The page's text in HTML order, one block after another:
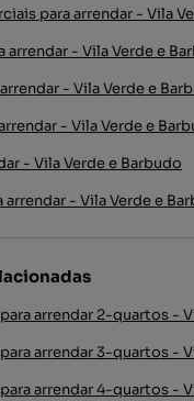
para arrendar - Vila
arrendar - Vila Verde e
- Vila Verde e
- Vila Verde e
- Vila Verde e Barbudo
arrendar - Vila Verde e
arrendar 2-quartos -
arrendar 3-quartos -
arrendar 4-quartos -